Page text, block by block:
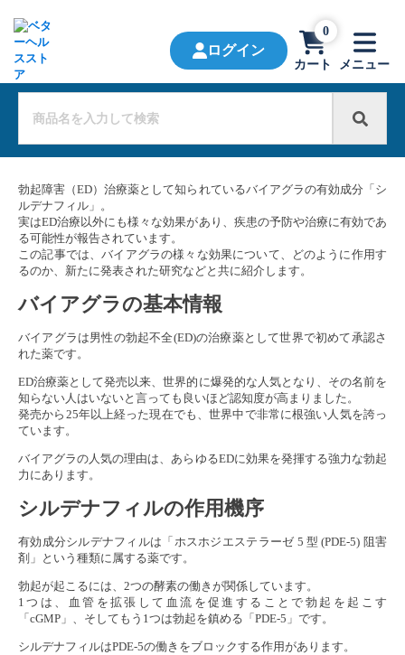
ログイン
カート
0
メニュー
勃起障害（ED）治療薬として知られているバイアグラの有効成分「シ
ルデナフィル」。
実はED治療以外にも様々な効果があり、疾患の予防や治療に有効であ
る可能性が報告されています。
この記事では、バイアグラの様々な効果について、どのように作用す
るのか、新たに発表された研究などと共に紹介します。
バイアグラの基本情報
バイアグラは男性の勃起不全(ED)の治療薬として世界で初めて承認さ
れた薬です。
ED治療薬として発売以来、世界的に爆発的な人気となり、その名前を
知らない人はいないと言っても良いほど認知度が高まりました。
発売から25年以上経った現在でも、世界中で非常に根強い人気を誇っ
ています。
バイアグラの人気の理由は、あらゆるEDに効果を発揮する強力な勃起
力にあります。
シルデナフィルの作用機序
有効成分シルデナフィルは「ホスホジエステラーゼ 5 型 (PDE-5) 阻害
剤」という種類に属する薬です。
勃起が起こるには、2つの酵素の働きが関係しています。
1つは、血管を拡張して血流を促進することで勃起を起こす
「cGMP」、そしてもう1つは勃起を鎮める「PDE-5」です。
シルデナフィルはPDE-5の働きをブロックする作用があります。